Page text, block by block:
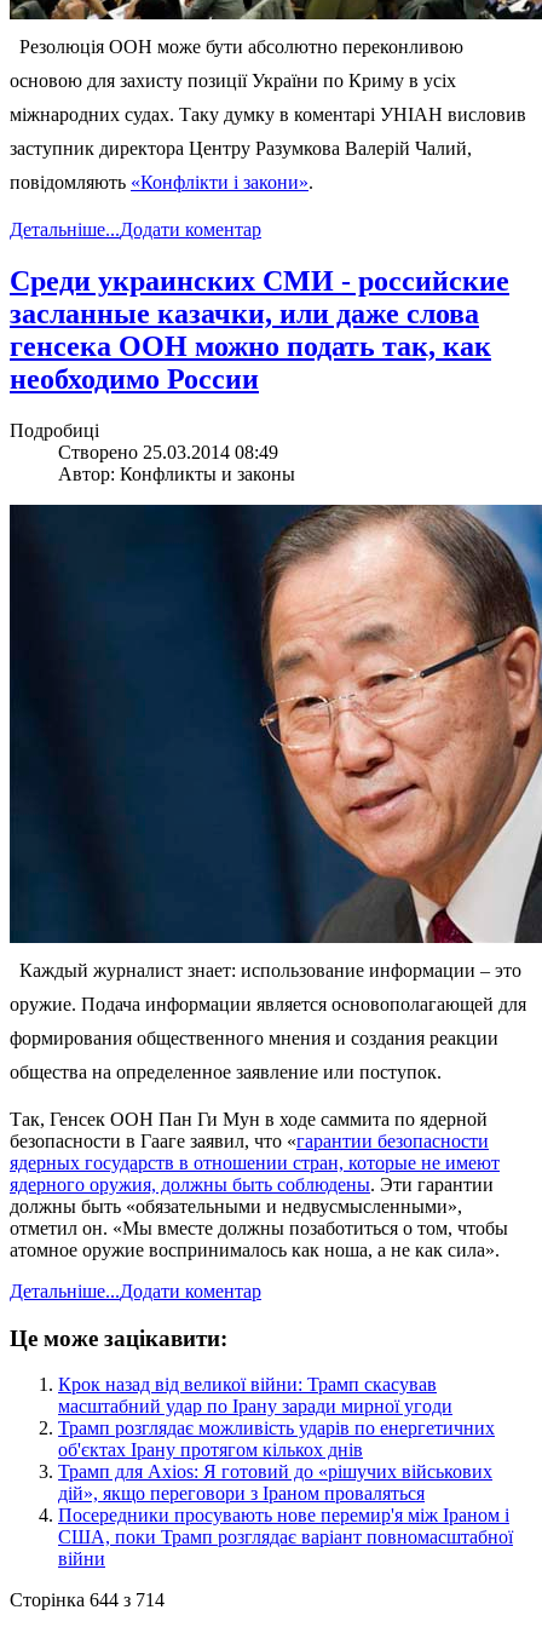
Резолюція ООН може бути абсолютно переконливою
основою для захисту позиції України по Криму в усіх
міжнародних судах. Таку думку в коментарі УНІАН висловив
заступник директора Центру Разумкова Валерій Чалий,
повідомляють «Конфлікти і закони».
Детальніше...Додати коментар
Среди украинских СМИ - российские
засланные казачки, или даже слова
генсека ООН можно подать так, как
необходимо России
Подробиці
Створено 25.03.2014 08:49
Автор: Конфликты и законы
Каждый журналист знает: использование информации – это
оружие. Подача информации является основополагающей для
формирования общественного мнения и создания реакции
общества на определенное заявление или поступок.
Так, Генсек ООН Пан Ги Мун в ходе саммита по ядерной
безопасности в Гааге заявил, что «гарантии безопасности
ядерных государств в отношении стран, которые не имеют
ядерного оружия, должны быть соблюдены. Эти гарантии
должны быть «обязательными и недвусмысленными»,
отметил он. «Мы вместе должны позаботиться о том, чтобы
атомное оружие воспринималось как ноша, а не как сила».
Детальніше...Додати коментар
Це може зацікавити:
​Крок назад від великої війни: Трамп скасував
масштабний удар по Ірану заради мирної угоди
​Трамп розглядає можливість ударів по енергетичних
об'єктах Ірану протягом кількох днів
​Трамп для Axios: Я готовий до «рішучих військових
дій», якщо переговори з Іраном проваляться
​Посередники просувають нове перемир'я між Іраном і
США, поки Трамп розглядає варіант повномасштабної
війни
Сторінка 644 з 714